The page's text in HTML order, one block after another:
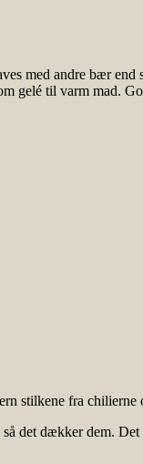
med andre bær
gelé til varm mad.
stilkene fra
det dækker dem.